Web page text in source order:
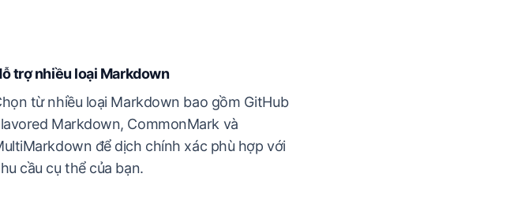
trợ nhiều loại Markdown
từ nhiều loại Markdown bao gồm GitHub
Markdown, CommonMark và
để dịch chính xác phù hợp với
cầu cụ thể của bạn.